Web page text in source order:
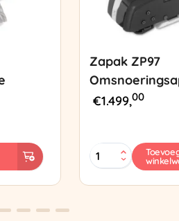
Zapak ZP97
€1.499,00
Zapak
ZP97
aantal